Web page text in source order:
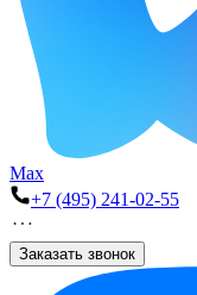
Max
+7 (495) 241-02-55
Заказать звонок